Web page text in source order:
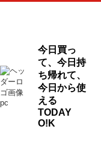
今日買っ
て、今日持
ち帰れて、
今日から使
える
TODAY
O!K